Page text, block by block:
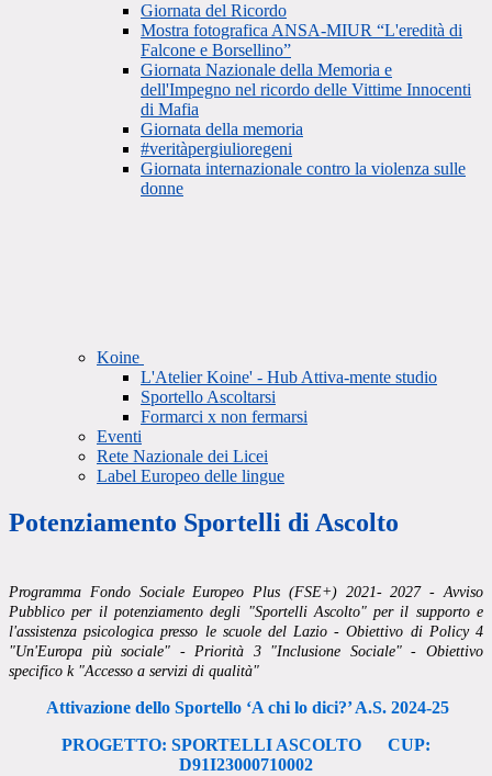
Giornata del Ricordo
Mostra fotografica ANSA-MIUR “L'eredità di
Falcone e Borsellino”
Giornata Nazionale della Memoria e
dell'Impegno nel ricordo delle Vittime Innocenti
di Mafia
Giornata della memoria
#veritàpergiulioregeni
Giornata internazionale contro la violenza sulle
donne
Koine
L'Atelier Koine' - Hub Attiva-mente studio
Sportello Ascoltarsi
Formarci x non fermarsi
Eventi
Rete Nazionale dei Licei
Label Europeo delle lingue
Potenziamento Sportelli di Ascolto
Programma Fondo Sociale Europeo Plus (FSE+) 2021- 2027 - Avviso
Pubblico per il potenziamento degli "Sportelli Ascolto" per il supporto e
l'assistenza psicologica presso le scuole del Lazio - Obiettivo di Policy 4
"Un'Europa più sociale" - Priorità 3 "Inclusione Sociale" - Obiettivo
specifico k "Accesso a servizi di qualità"
Attivazione dello Sportello ‘A chi lo dici?’ A.S. 2024-25
PROGETTO: SPORTELLI ASCOLTO
CUP:
D91I23000710002